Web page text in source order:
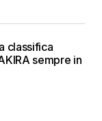
classifica
sempre in